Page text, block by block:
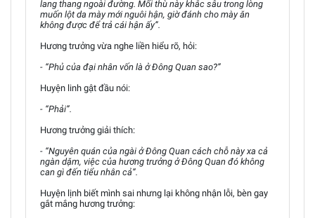
lang thang ngoài đường. Mối thù này khắc sâu trong lòng
muốn lột da mày mới nguôi hận, giờ đánh cho mày ăn
không được để trả cái hận ấy”.
Hương trưởng vừa nghe liền hiểu rõ, hỏi:
- “Phủ của đại nhân vốn là ở Đông Quan sao?”
Huyện linh gật đầu nói:
- “Phải”.
Hương trưởng giải thích:
- “Nguyên quán của ngài ở Đông Quan cách chỗ này xa cả
ngàn dặm, việc của hương trưởng ở Đông Quan đó không
can gì đến tiểu nhân cả”.
Huyện lịnh biết mình sai nhưng lại không nhận lỗi, bèn gay
gắt mắng hương trưởng: